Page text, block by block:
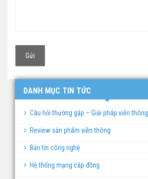
DANH MỤC TIN TỨC
Câu hỏi thường gặp – Giải pháp viễn thông
Review sản phẩm viễn thông
Bản tin công nghệ
Hệ thống mạng cáp đồng